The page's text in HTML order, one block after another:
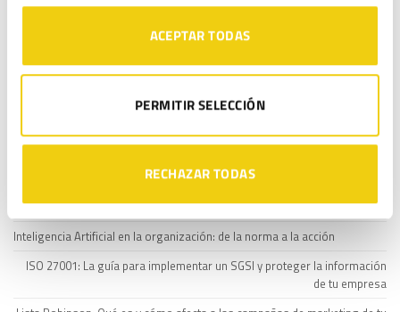
ACEPTAR TODAS
PERMITIR SELECCIÓN
RECHAZAR TODAS
de proporcionarnos sus datos personales.
He leído y acepto laPolítica de privacidad
ENTRADAS RECIENTES
para proteger su misión social
Inteligencia Artificial en la organización: de la norma a la acción
ISO 27001: La guía para implementar un SGSI y proteger la información
de tu empresa